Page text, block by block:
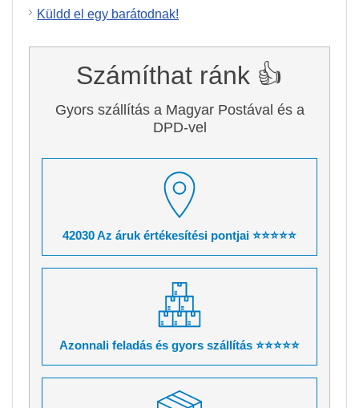
Küldd el egy barátodnak!
Számíthat ránk 👍
Gyors szállítás a Magyar Postával és a
DPD-vel
42030 Az áruk értékesítési pontjai ⭐⭐⭐⭐⭐
Azonnali feladás és gyors szállítás ⭐⭐⭐⭐⭐